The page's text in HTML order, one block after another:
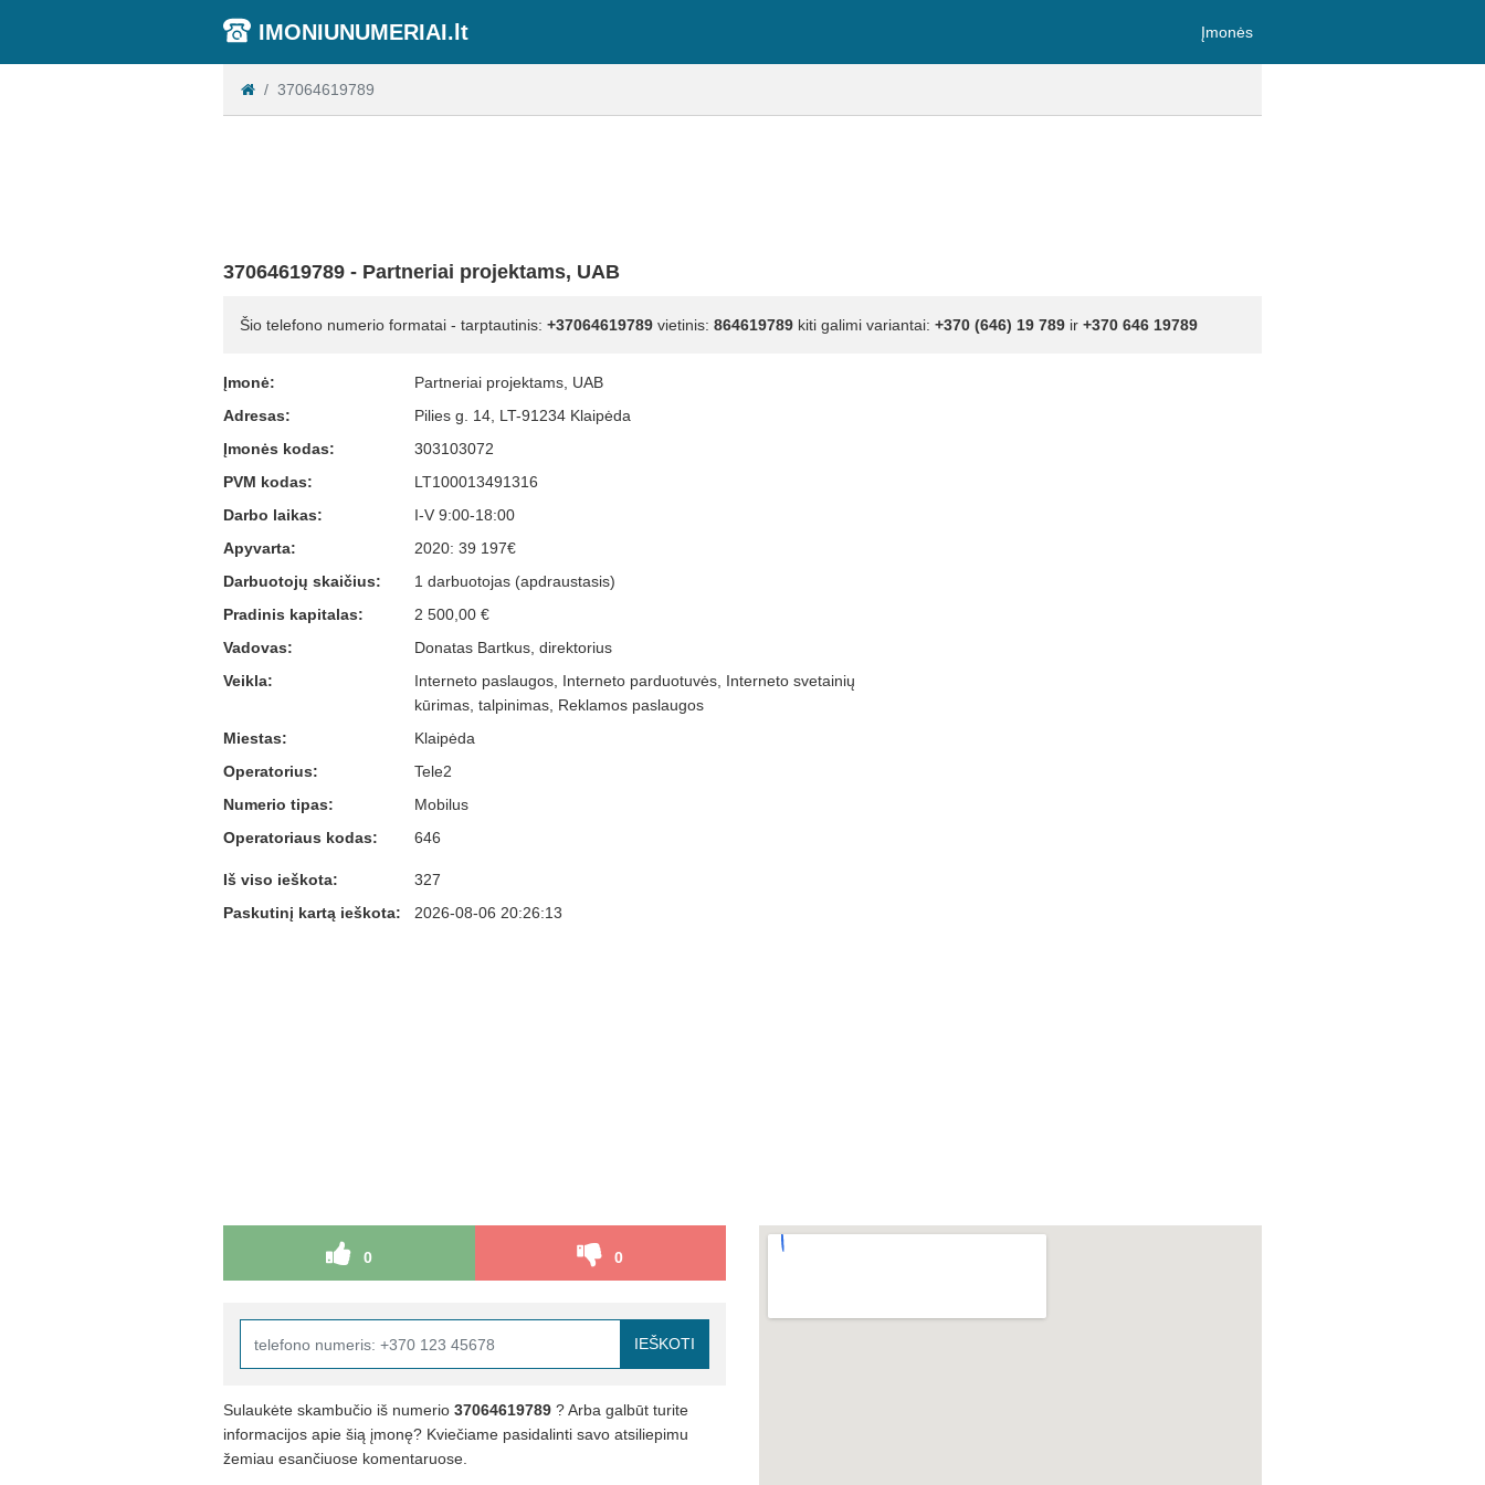
IMONIUNUMERIAI.lt Įmonės
37064619789
37064619789 - Partneriai projektams, UAB
Šio telefono numerio formatai - tarptautinis: +37064619789 vietinis: 864619789 kiti galimi variantai: +370 (646) 19 789 ir +370 646 19789
Įmonė:
Partneriai projektams, UAB
Adresas:
Pilies g. 14, LT-91234 Klaipėda
Įmonės kodas:
303103072
PVM kodas:
LT100013491316
Darbo laikas:
I-V 9:00-18:00
Apyvarta:
2020: 39 197€
Darbuotojų skaičius:
1 darbuotojas (apdraustasis)
Pradinis kapitalas:
2 500,00 €
Vadovas:
Donatas Bartkus, direktorius
Veikla:
Interneto paslaugos, Interneto parduotuvės, Interneto svetainių
kūrimas, talpinimas, Reklamos paslaugos
Miestas:
Klaipėda
Operatorius:
Tele2
Numerio tipas:
Mobilus
Operatoriaus kodas:
646
Iš viso ieškota:
327
Paskutinį kartą ieškota:
2026-08-06 20:26:13
0 0
IEŠKOTI
Sulaukėte skambučio iš numerio 37064619789 ? Arba galbūt turite
informacijos apie šią įmonę? Kviečiame pasidalinti savo atsiliepimu
žemiau esančiuose komentaruose.